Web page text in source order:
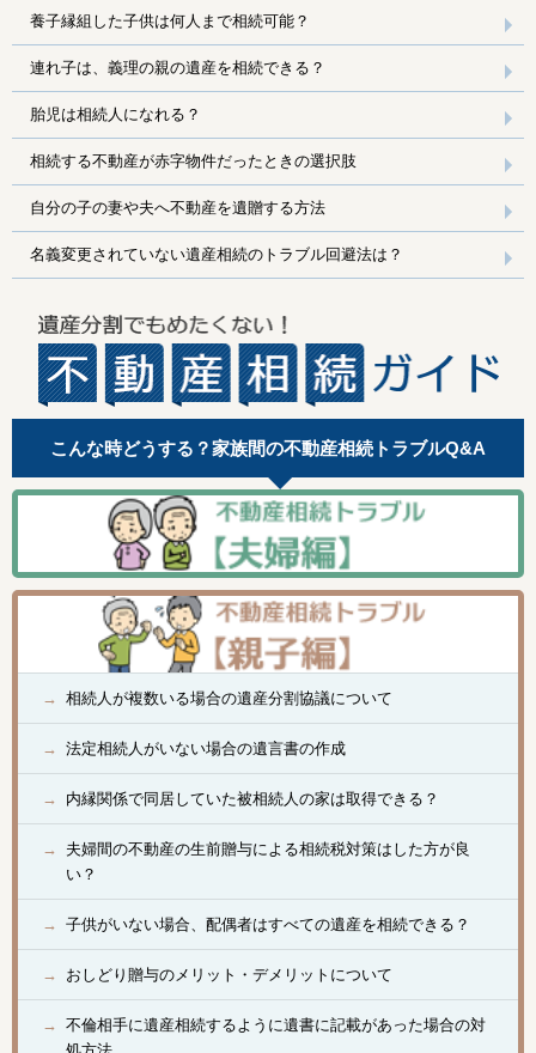
養子縁組した子供は何人まで相続可能？
連れ子は、義理の親の遺産を相続できる？
胎児は相続人になれる？
相続する不動産が赤字物件だったときの選択肢
自分の子の妻や夫へ不動産を遺贈する方法
名義変更されていない遺産相続のトラブル回避法は？
こんな時どうする？家族間の不動産相続トラブルQ&A
相続人が複数いる場合の遺産分割協議について
法定相続人がいない場合の遺言書の作成
内縁関係で同居していた被相続人の家は取得できる？
夫婦間の不動産の生前贈与による相続税対策はした方が良
い？
子供がいない場合、配偶者はすべての遺産を相続できる？
おしどり贈与のメリット・デメリットについて
不倫相手に遺産相続するように遺書に記載があった場合の対